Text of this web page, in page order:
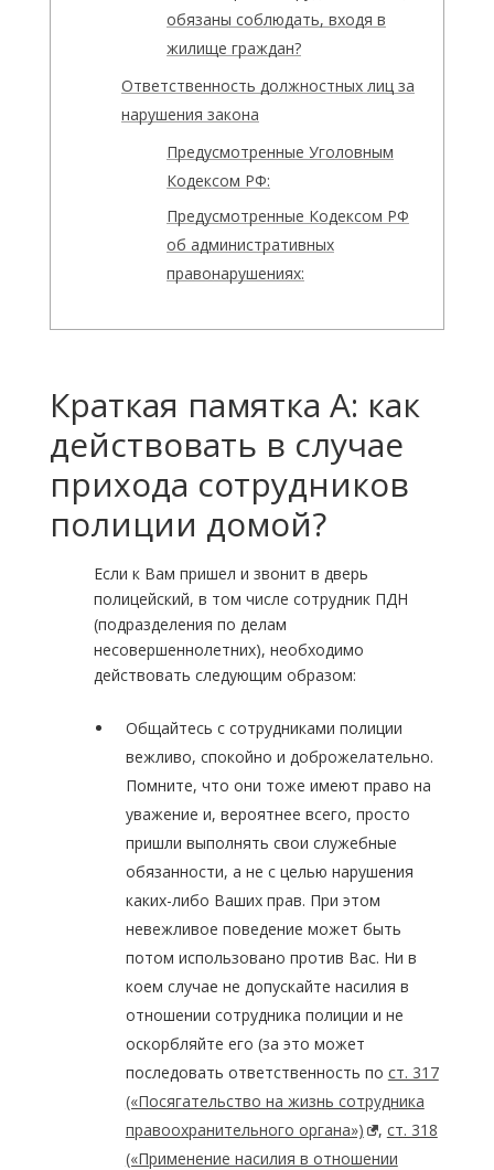
обязаны соблюдать, входя в
жилище граждан?
Ответственность должностных лиц за
нарушения закона
Предусмотренные Уголовным
Кодексом РФ:
Предусмотренные Кодексом РФ
об административных
правонарушениях:
Краткая памятка А: как
действовать в случае
прихода сотрудников
полиции домой?
Если к Вам пришел и звонит в дверь
полицейский, в том числе сотрудник ПДН
(подразделения по делам
несовершеннолетних), необходимо
действовать следующим образом:
Общайтесь с сотрудниками полиции
вежливо, спокойно и доброжелательно.
Помните, что они тоже имеют право на
уважение и, вероятнее всего, просто
пришли выполнять свои служебные
обязанности, а не с целью нарушения
каких-либо Ваших прав. При этом
невежливое поведение может быть
потом использовано против Вас. Ни в
коем случае не допускайте насилия в
отношении сотрудника полиции и не
оскорбляйте его (за это может
последовать ответственность по ст. 317
(«Посягательство на жизнь сотрудника
правоохранительного органа»)
, ст. 318
(«Применение насилия в отношении